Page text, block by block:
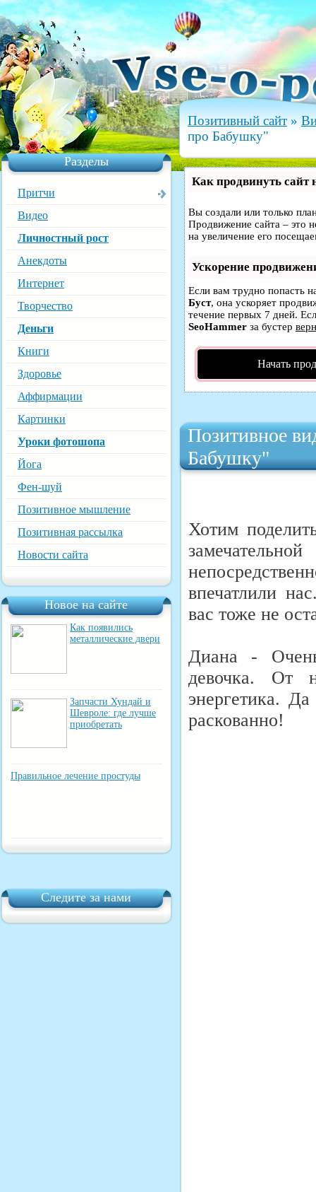
Разделы
Притчи
Видео
Личностный рост
Анекдоты
Интернет
Творчество
Деньги
Книги
Здоровье
Аффирмации
Картинки
Уроки фотошопа
Йога
Фен-шуй
Позитивное мышление
Позитивная рассылка
Новости сайта
Новое на сайте
Как появились
металлические двери
Запчасти Хундай и
Шевроле: где лучше
приобретать
Правильное лечение простуды
Следите за нами
Позитивный сайт »
про Бабушку"
Как продвинуть сайт
Вы создали или только
Продвижение сайта – это
на увеличение его
Ускорение
Если вам трудно попасть
Буст, она ускоряет
течение первых 7 дней.
SeoHammer за бустер
Начать
Позитивное
Бабушку"
Хотим
впечатлили
вас тоже не
Диана -
девочка. От
энергетика.
раскованно!